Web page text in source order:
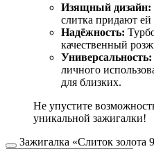
Изящный дизайн:
слитка придают
Надёжность:
качественный
Универсальность:
личного
для близких.
Не упустите
уникальной зажигалки!
Зажигалка «Слиток золота